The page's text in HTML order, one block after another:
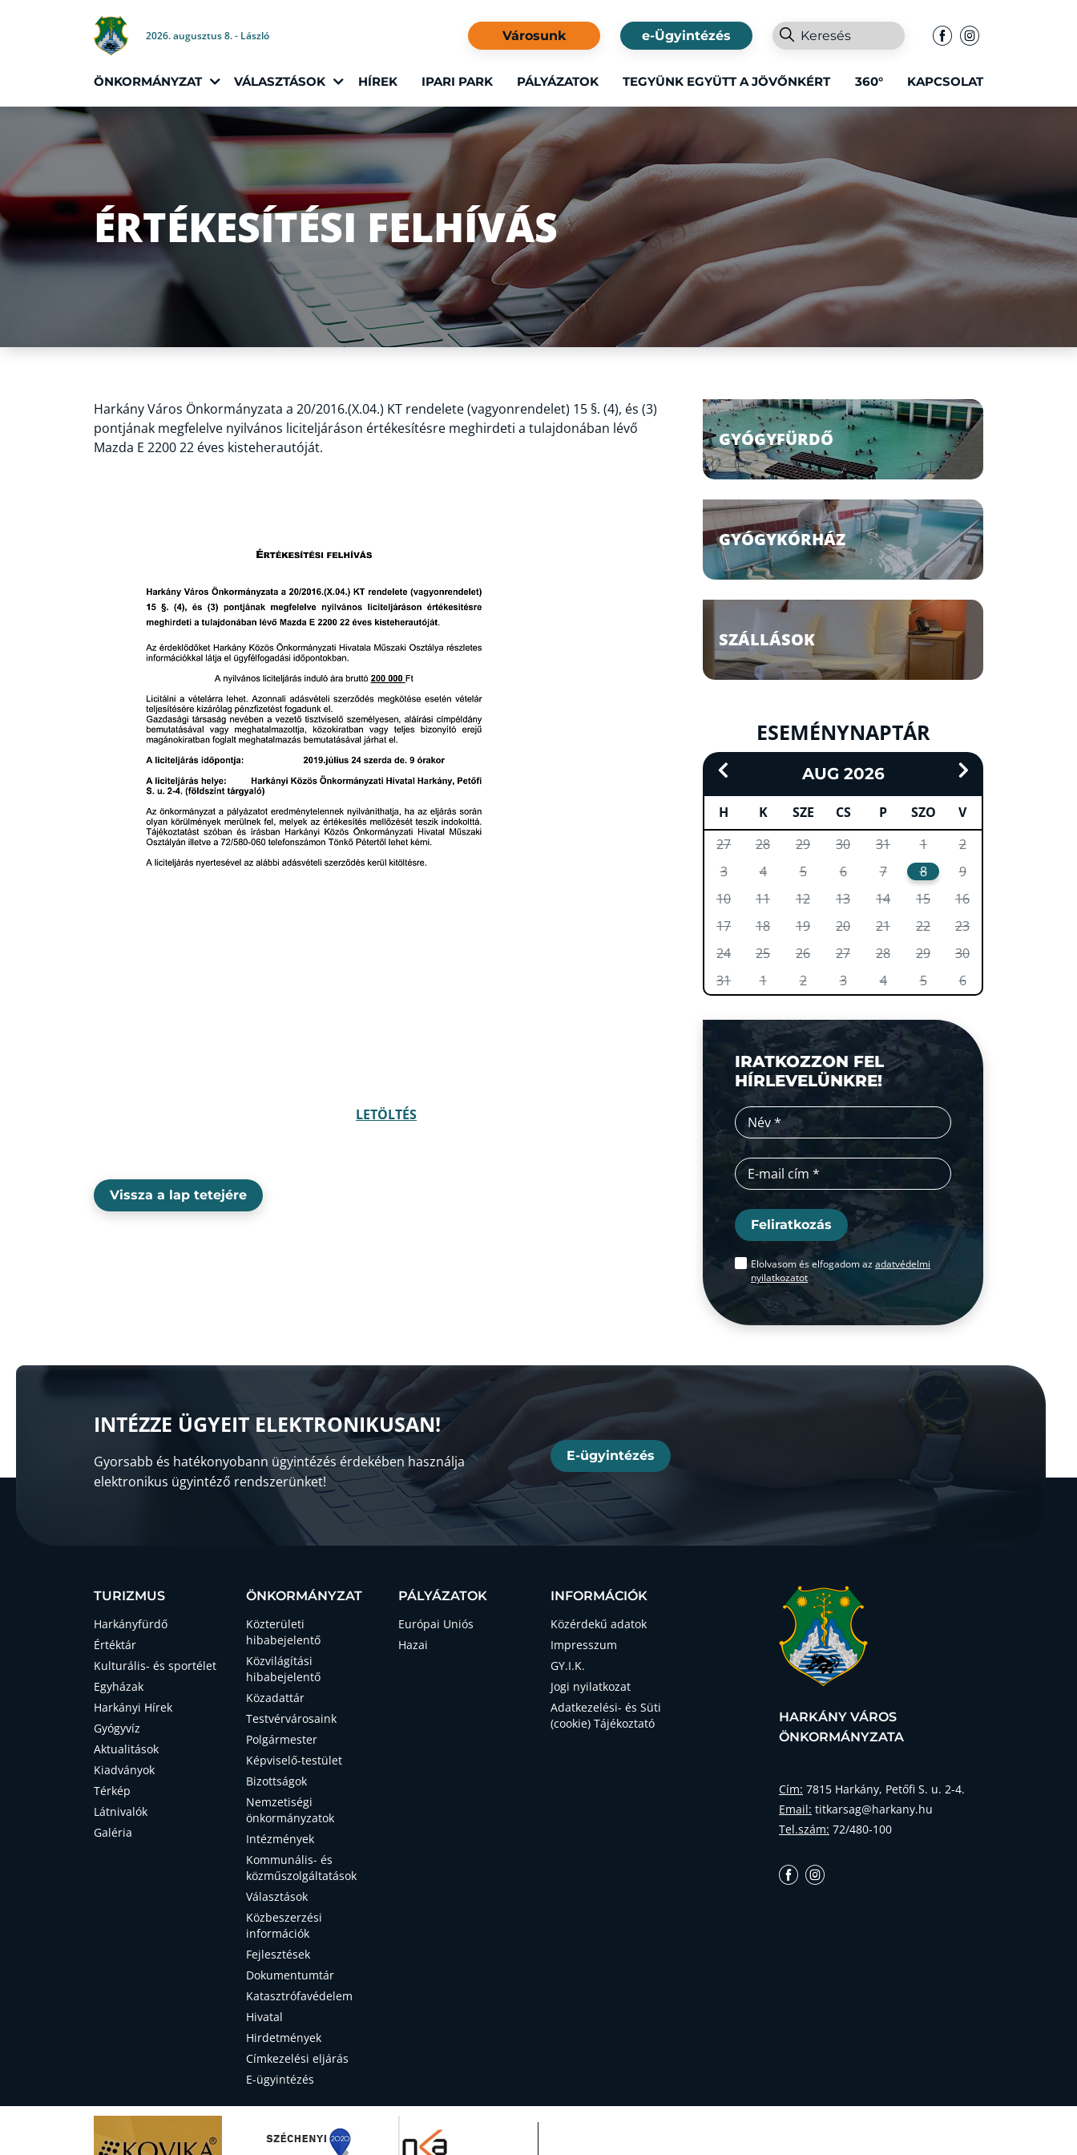
2026. augusztus 8. - László Városunk e-Ügyintézés
ÖNKORMÁNYZAT VÁLASZTÁSOK HÍREK IPARI PARK PÁLYÁZATOK TEGYÜNK EGYÜTT A JÖVŐNKÉRT 360° KAPCSOLAT
ÉRTÉKESÍTÉSI FELHÍVÁS
Harkány Város Önkormányzata a 20/2016.(X.04.) KT rendelete (vagyonrendelet) 15 §. (4), és (3)
pontjának megfelelve nyilvános liciteljáráson értékesítésre meghirdeti a tulajdonában lévő
Mazda E 2200 22 éves kisteherautóját.
LETÖLTÉS
Vissza a lap tetejére
GYÓGYFÜRDŐ
GYÓGYKÓRHÁZ
SZÁLLÁSOK
ESEMÉNYNAPTÁR
AUG 2026
H K SZE CS P SZO
V
27
28 29 30 31 1
2
3
4 5 6 7 8
9
10
11 12 13 14 15
16
17
18 19 20 21 22
23
24
25 26 27 28 29
30
31
1 2 3 4 5 6
IRATKOZZON FEL
HÍRLEVELÜNKRE!
Feliratkozás
Elolvasom és elfogadom azadatvédelmi
nyilatkozatot
INTÉZZE ÜGYEIT ELEKTRONIKUSAN!
Gyorsabb és hatékonyobann ügyintézés érdekében használja
elektronikus ügyintéző rendszerünket!
E-ügyintézés
TURIZMUS
Harkányfürdő
Értéktár
Kulturális- és sportélet
Egyházak
Harkányi Hírek
Gyógyvíz
Aktualitások
Kiadványok
Térkép
Látnivalók
Galéria
ÖNKORMÁNYZAT
Közterületi
hibabejelentő
Közvilágítási
hibabejelentő
Közadattár
Testvérvárosaink
Polgármester
Képviselő-testület
Bizottságok
Nemzetiségi
önkormányzatok
Intézmények
Kommunális- és
közműszolgáltatások
Választások
Közbeszerzési
információk
Fejlesztések
Dokumentumtár
Katasztrófavédelem
Hivatal
Hirdetmények
Címkezelési eljárás
E-ügyintézés
PÁLYÁZATOK
Európai Uniós
Hazai
INFORMÁCIÓK
Közérdekű adatok
Impresszum
GY.I.K.
Jogi nyilatkozat
Adatkezelési- és Süti
(cookie) Tájékoztató
HARKÁNY VÁROS
ÖNKORMÁNYZATA
Cím: 7815 Harkány, Petőfi S. u. 2-4.
Email: titkarsag@harkany.hu
Tel.szám: 72/480-100